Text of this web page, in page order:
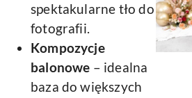
spektakularne tło do
fotografii.
Kompozycje
balonowe – idealna
baza do większych